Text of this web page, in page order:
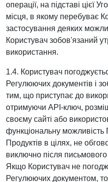
операції, на підставі цієї
місця, в якому перебуває
застосування деяких
Користувач зобов'язаний
використання.
1.4. Користувач
Регулюючих документів і
тим, що приступає до
отримуючи API-ключ,
своєму сайті або
функціональну можливість
Продуктів в цілях, не
виключно після
Якщо Користувач не
Регулюючих документом,